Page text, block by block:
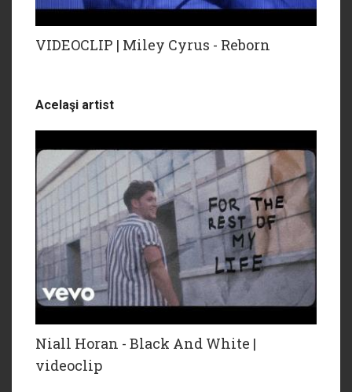
VIDEOCLIP | Miley Cyrus - Reborn
Acelaşi artist
Niall Horan - Black And White |
videoclip